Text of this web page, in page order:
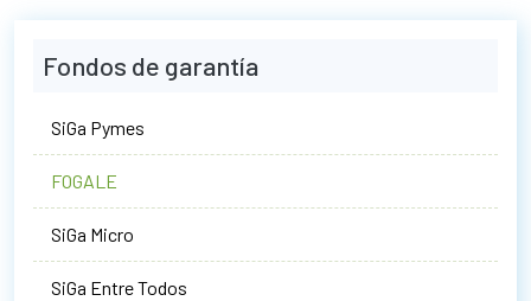
Fondos de garantía
SiGa Pymes
FOGALE
SiGa Micro
SiGa Entre Todos